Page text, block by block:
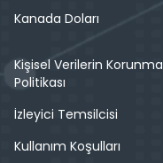
Kanada Doları
Kişisel Verilerin
Politikası
İzleyici Temsilcisi
Kullanım Koşulları